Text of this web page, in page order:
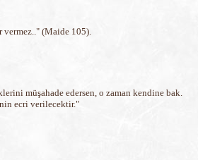
vermez.." (Maide 105).
müşahade edersen, o zaman kendine bak.
ecri verilecektir."